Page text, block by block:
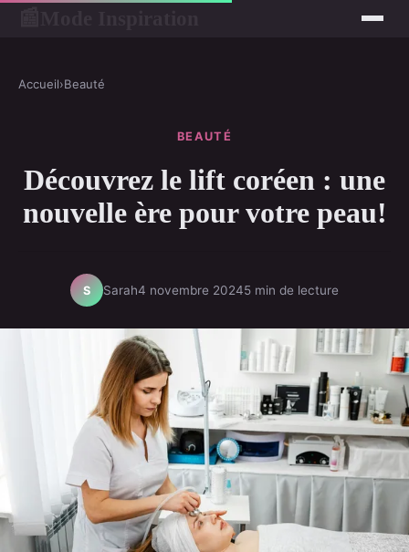
Accueil›Beauté
BEAUTÉ
Découvrez le lift coréen : une
nouvelle ère pour votre peau!
S Sarah4 novembre 20245 min de lecture